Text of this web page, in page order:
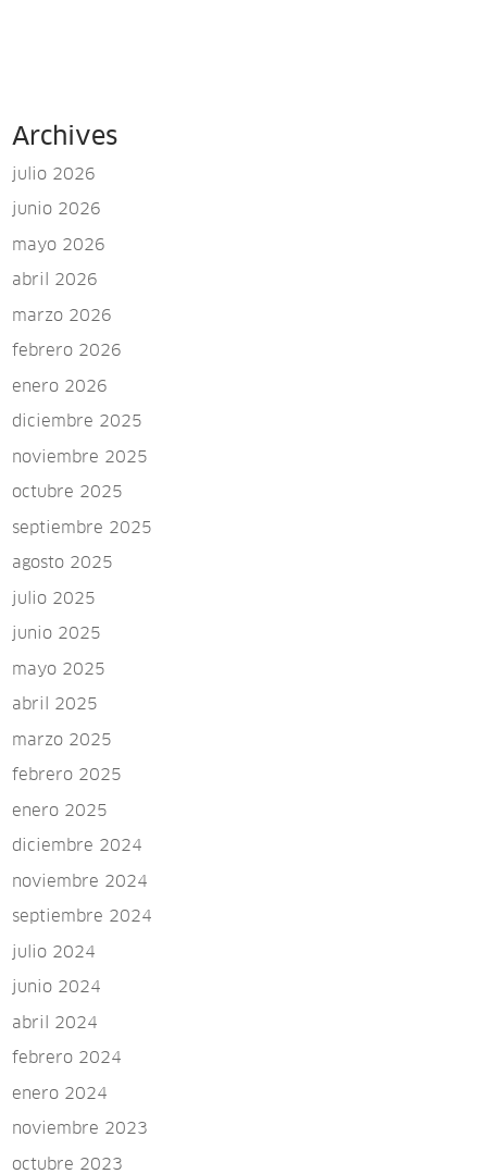
Archives
julio 2026
junio 2026
mayo 2026
abril 2026
marzo 2026
febrero 2026
enero 2026
diciembre 2025
noviembre 2025
octubre 2025
septiembre 2025
agosto 2025
julio 2025
junio 2025
mayo 2025
abril 2025
marzo 2025
febrero 2025
enero 2025
diciembre 2024
noviembre 2024
septiembre 2024
julio 2024
junio 2024
abril 2024
febrero 2024
enero 2024
noviembre 2023
octubre 2023